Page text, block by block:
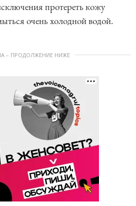
протереть кожу
очень холодной водой.
– ПРОДОЛЖЕНИЕ НИЖЕ